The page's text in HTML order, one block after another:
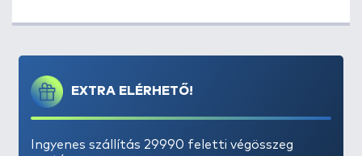
EXTRA ELÉRHETŐ!
Ingyenes szállítás 29990 feletti végösszeg